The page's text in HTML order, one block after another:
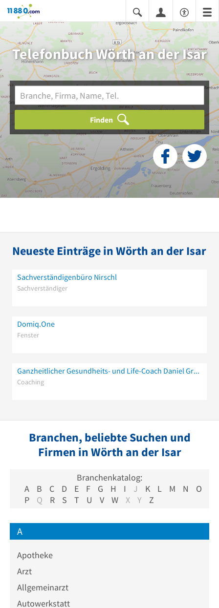
11880.com
Telefonbuch Wörth an der Isar
Finden
Neueste Einträge in Wörth an der Isar
Sachverständigenbüro Nirschl
Sachverständiger
Domiq.One
Fenster
Ganzheitlicher Gesundheits- und Life-Coach Daniel Grünauer
Coaching
Branchen, beliebte Suchen und
Firmen in Wörth an der Isar
Branchenkatalog:
A
B C D E F G H I J K L M N
O
P
Q R S T U V W X Y Z
A
Apotheke
Arzt
Allgemeinarzt
Autowerkstatt